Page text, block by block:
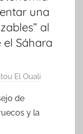
una
al
Sáhara
El Ouali
de
y la